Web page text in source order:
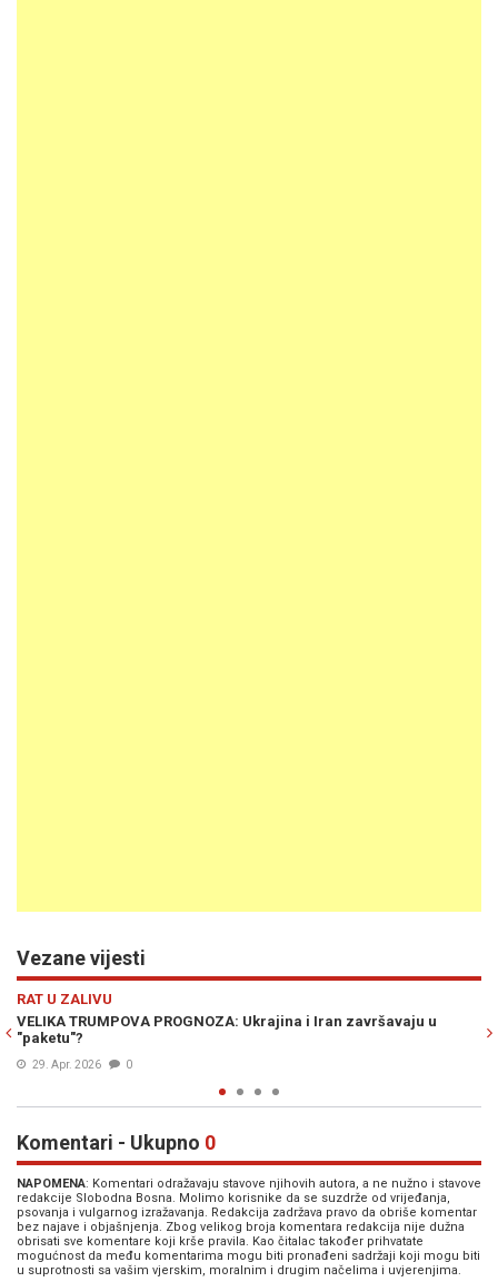
Vezane vijesti
u
RAT U ZALIVU
RACIJA U TEHERANU: Iranske vlasti uhapsile 50 ljudi,
12. Apr. 2026
Komentari - Ukupno 0
NAPOMENA: Komentari odražavaju stavove njihovih autora, a ne nužno i stavove
redakcije Slobodna Bosna. Molimo korisnike da se suzdrže od vrijeđanja,
psovanja i vulgarnog izražavanja. Redakcija zadržava pravo da obriše komentar
bez najave i objašnjenja. Zbog velikog broja komentara redakcija nije dužna
obrisati sve komentare koji krše pravila. Kao čitalac također prihvatate
mogućnost da među komentarima mogu biti pronađeni sadržaji koji mogu biti
u suprotnosti sa vašim vjerskim, moralnim i drugim načelima i uvjerenjima.